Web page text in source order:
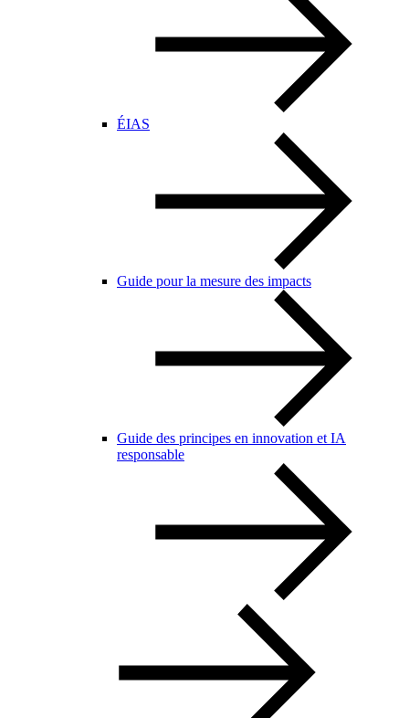
ÉIAS
Guide pour la mesure des impacts
Guide des principes en innovation et IA
responsable